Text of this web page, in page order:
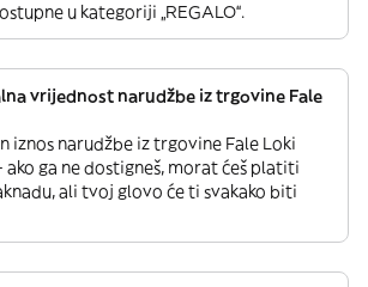
u kategoriji „REGALO“.
vrijednost narudžbe iz trgovine Fale
iznos narudžbe iz trgovine Fale Loki
ako ga ne dostigneš, morat ćeš platiti
ali tvoj glovo će ti svakako biti